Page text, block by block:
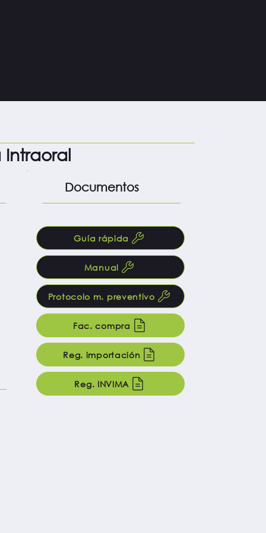
Documentos
Guía rápida
Manual
Protocolo m. preventivo
Fac. compra
Reg. importación
Reg. INVIMA